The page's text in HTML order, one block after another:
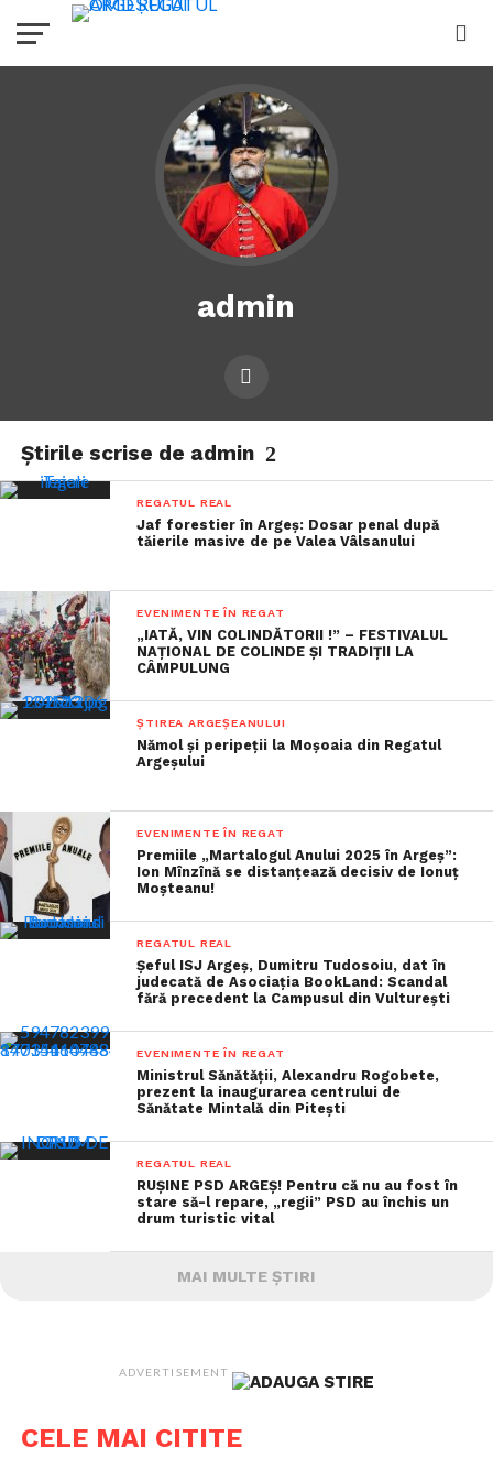
admin
Știrile scrise de admin
REGATUL REAL
Jaf forestier în Argeș: Dosar penal după
tăierile masive de pe Valea Vâlsanului
EVENIMENTE ÎN REGAT
„IATĂ, VIN COLINDĂTORII !” – FESTIVALUL
NAȚIONAL DE COLINDE ȘI TRADIȚII LA
CÂMPULUNG
ȘTIREA ARGEȘEANULUI
Nămol și peripeții la Moșoaia din Regatul
Argeșului
EVENIMENTE ÎN REGAT
Premiile „Martalogul Anului 2025 în Argeș”:
Ion Mînzînă se distanțează decisiv de Ionuț
Moșteanu!
REGATUL REAL
Șeful ISJ Argeș, Dumitru Tudosoiu, dat în
judecată de Asociația BookLand: Scandal
fără precedent la Campusul din Vulturești
EVENIMENTE ÎN REGAT
Ministrul Sănătății, Alexandru Rogobete,
prezent la inaugurarea centrului de
Sănătate Mintală din Pitești
REGATUL REAL
RUȘINE PSD ARGEȘ! Pentru că nu au fost în
stare să-l repare, „regii” PSD au închis un
drum turistic vital
MAI MULTE ȘTIRI
ADVERTISEMENT
CELE MAI CITITE